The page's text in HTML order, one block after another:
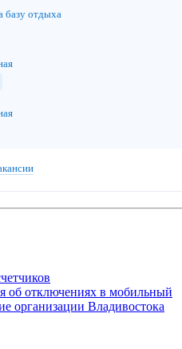
базу отдыха
об отключениях в мобильный
организации Владивостока